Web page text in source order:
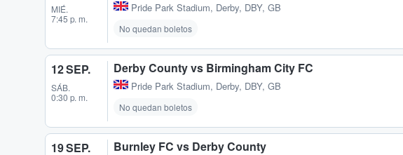
MIÉ.
7:45 p. m.
Pride Park Stadium, Derby, DBY, GB
No quedan boletos
12 SEP.
SÁB.
0:30 p. m.
Derby County vs Birmingham City FC
Pride Park Stadium, Derby, DBY, GB
No quedan boletos
19 SEP. Burnley FC vs Derby County